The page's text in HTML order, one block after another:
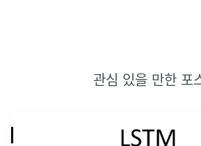
관심 있을 만한 포